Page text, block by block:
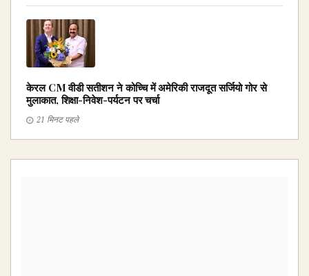
केरल CM वीडी सतीशन ने कोच्चि में अमेरिकी राजदूत सर्जियो गोर से
मुलाकात, शिक्षा-निवेश-पर्यटन पर चर्चा
21 मिनट पहले